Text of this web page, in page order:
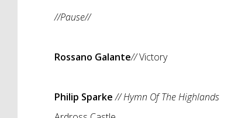
//Pause//
Rossano Galante//Victory
Philip Sparke// Hymn Of The Highlands